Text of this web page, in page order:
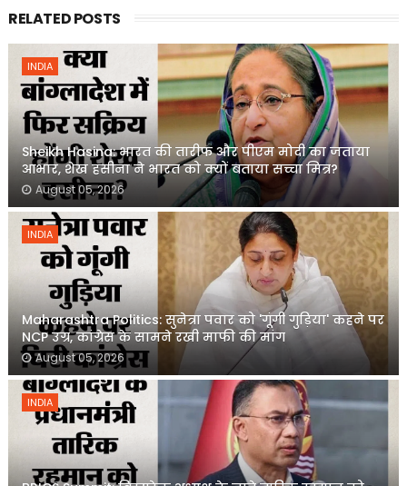
RELATED POSTS
INDIA
Sheikh Hasina: भारत की तारीफ और पीएम मोदी का जताया
आभार, शेख हसीना ने भारत को क्यों बताया सच्चा मित्र?
August 05, 2026
INDIA
Maharashtra Politics: सुनेत्रा पवार को 'गूंगी गुड़िया' कहने पर
NCP उग्र, कांग्रेस के सामने रखी माफी की मांग
August 05, 2026
INDIA